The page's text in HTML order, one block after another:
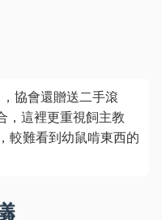
協會還贈送二手滾
，這裡更重視飼主教
較難看到幼鼠啃東西的